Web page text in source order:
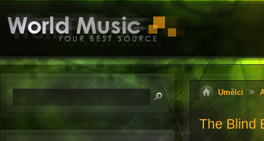
Umělci
The Blind